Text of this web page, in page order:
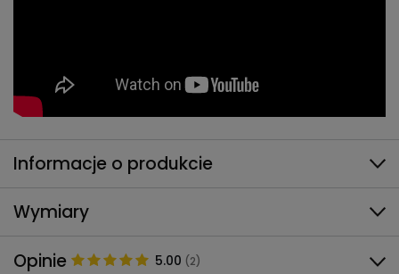
Informacje o produkcie
Wymiary
Opinie 5.00 (2)